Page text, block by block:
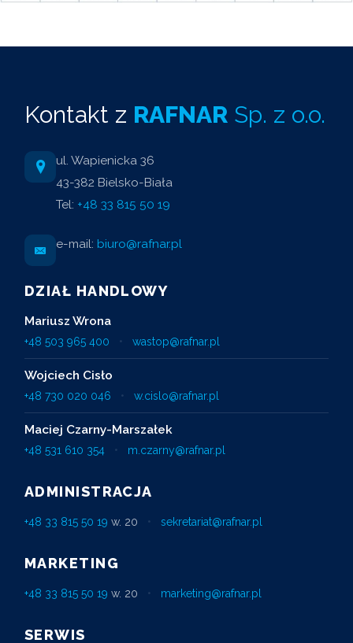
Kontakt z RAFNAR Sp. z o.o.
ul. Wapienicka 36
43-382 Bielsko-Biała
Tel: +48 33 815 50 19
e-mail: biuro@rafnar.pl
DZIAŁ HANDLOWY
Mariusz Wrona
+48 503 965 400 • wastop@rafnar.pl
Wojciech Cisło
+48 730 020 046 • w.cislo@rafnar.pl
Maciej Czarny-Marszałek
+48 531 610 354 • m.czarny@rafnar.pl
ADMINISTRACJA
+48 33 815 50 19 w. 20 • sekretariat@rafnar.pl
MARKETING
+48 33 815 50 19 w. 20 • marketing@rafnar.pl
SERWIS